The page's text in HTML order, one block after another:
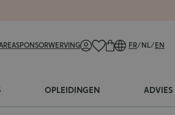
SPONSORWERVING FR/NL/EN
OPLEIDINGEN ADVIES